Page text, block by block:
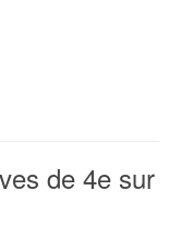
de 4e sur